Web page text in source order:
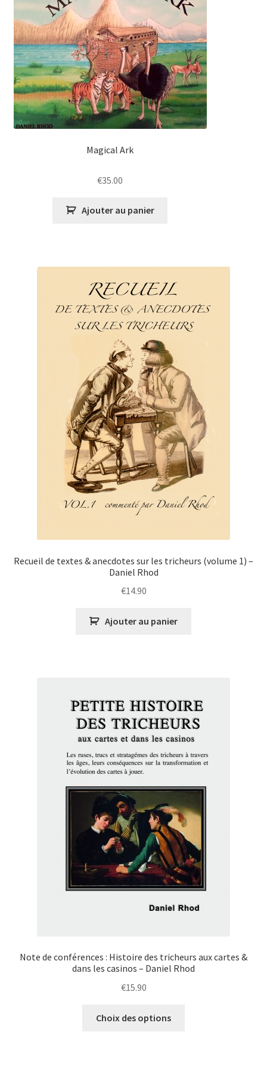
Magical Ark
€35.00
Ajouter au panier
Recueil de textes & anecdotes sur les tricheurs (volume 1) –
Daniel Rhod
€14.90
Ajouter au panier
Note de conférences : Histoire des tricheurs aux cartes &
dans les casinos – Daniel Rhod
€15.90
Choix des options